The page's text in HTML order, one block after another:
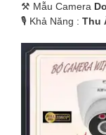
⚒ Mẫu Camera
️🎙 Khả Năng : Thu